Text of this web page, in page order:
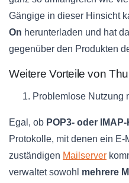
Gängige in dieser Hinsicht
On herunterladen und hat
gegenüber den Produkten
Weitere Vorteile von
Problemlose Nutzung
Egal, ob POP3- oder
Protokolle, mit denen ein E-
zuständigen Mailserver
verwaltet sowohl mehrere